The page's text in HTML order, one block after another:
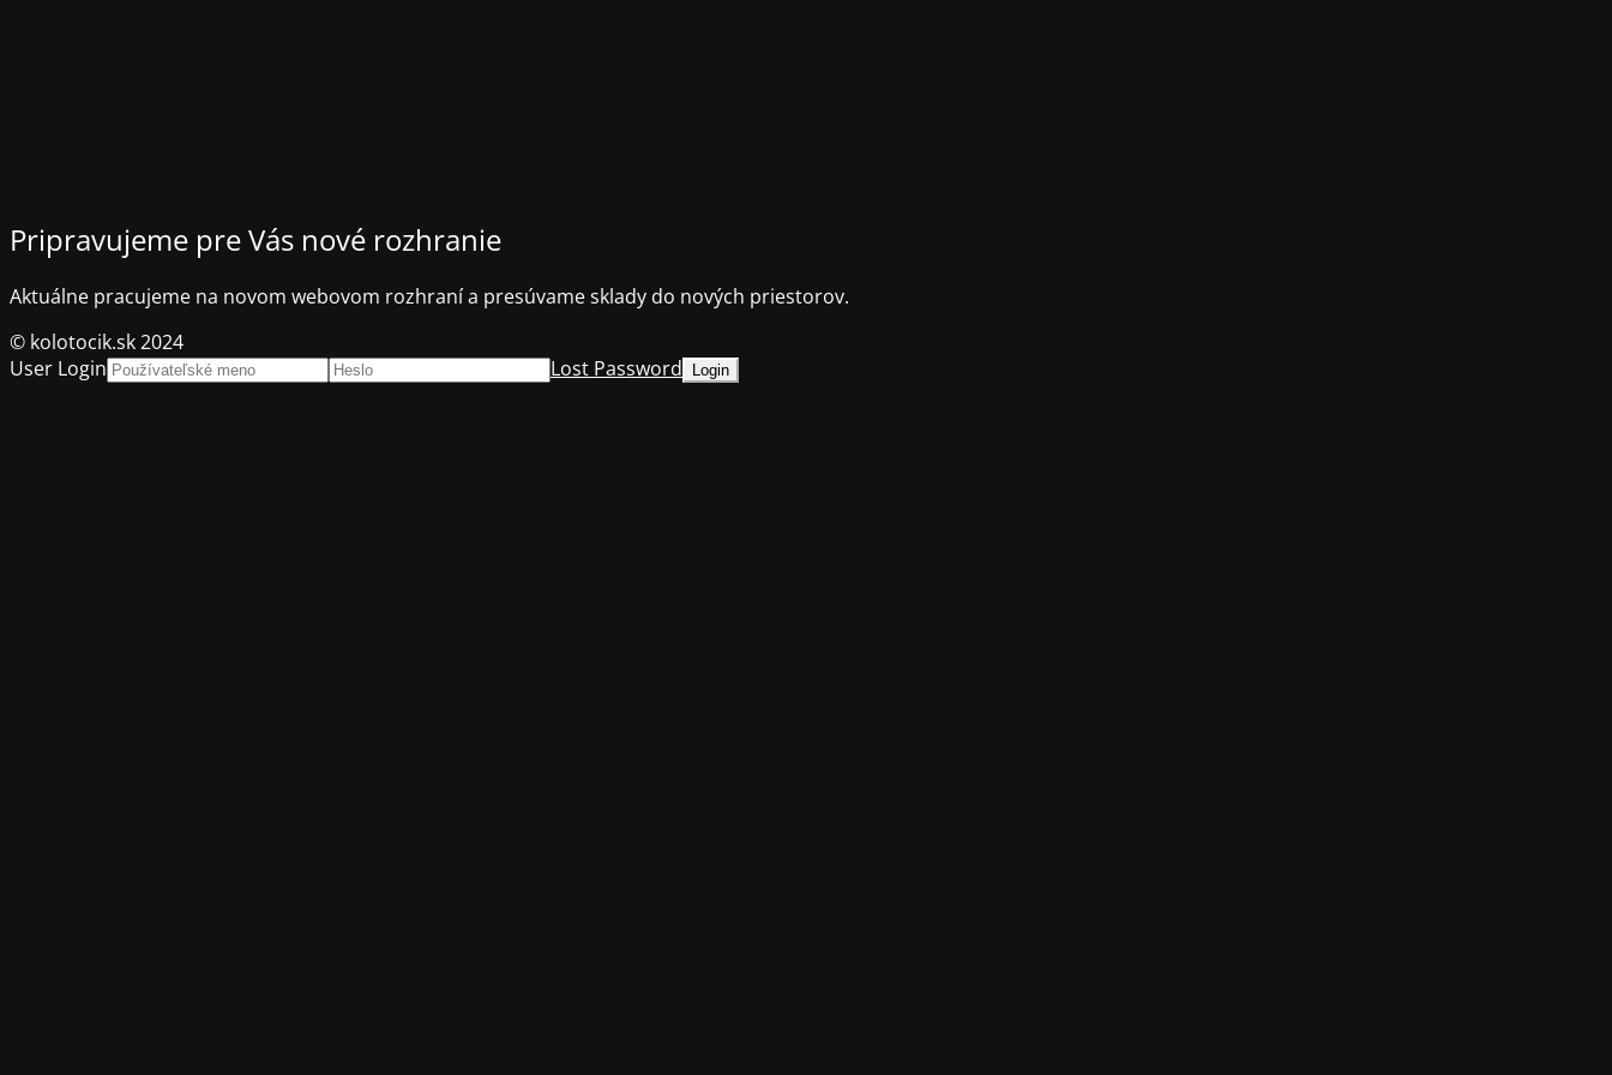
Pripravujeme pre Vás nové rozhranie
Aktuálne pracujeme na novom webovom rozhraní a presúvame sklady do nových priestorov.
© kolotocik.sk 2024
User Login
Lost Password